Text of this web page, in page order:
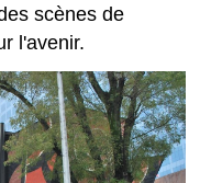
scènes de
l'avenir.